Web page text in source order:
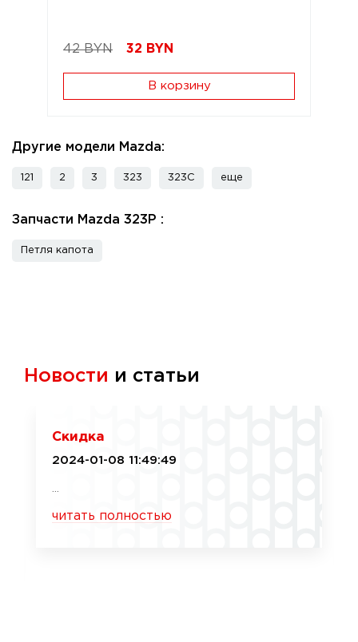
42 BYN 32 BYN
В корзину
Другие модели Mazda:
121 2 3 323 323C еще
Запчасти Mazda 323P :
Петля капота
Новости и статьи
Скидка
2024-01-08 11:49:49
читать полностью